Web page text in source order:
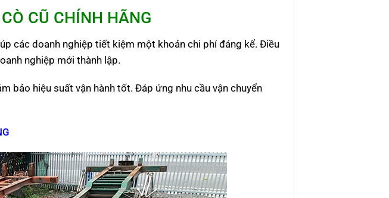
CŨ CHÍNH HÃNG
các doanh nghiệp tiết kiệm một khoản chi phí đáng kể. Điều
nghiệp mới thành lập.
bảo hiệu suất vận hành tốt. Đáp ứng nhu cầu vận chuyển